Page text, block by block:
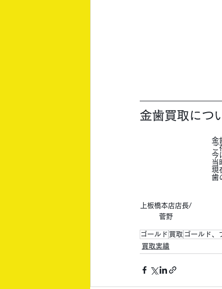
金歯買取につ
上板橋本店店長/
菅野
金
ご
今
当
現
歯
ゴールド 買取 ゴールド、
買取実績